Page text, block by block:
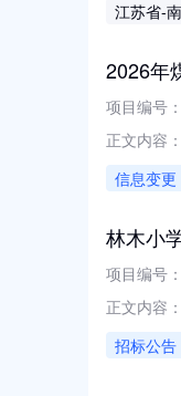
江苏省-
2026年
项目编号：
正文内容：
信息变更
林木小
项目编号：
正文内容：
招标公告